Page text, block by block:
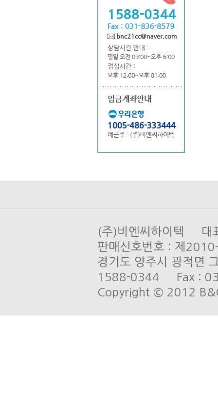
(주)비엔씨하이텍
판매신호번호 : 제
경기도 양주시 광적
1588-0344 Fax :
Copyright © 2012